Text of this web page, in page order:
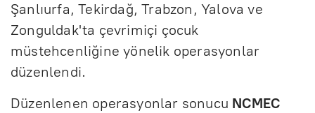
Şanlıurfa, Tekirdağ, Trabzon, Yalova ve
Zonguldak'ta çevrimiçi çocuk
müstehcenliğine yönelik operasyonlar
düzenlendi.
Düzenlenen operasyonlar sonucu NCMEC